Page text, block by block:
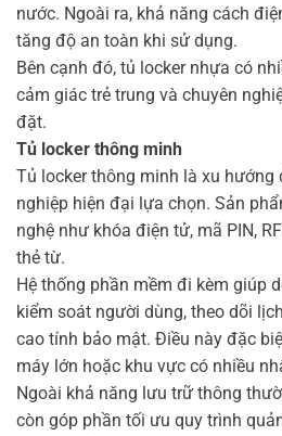
nước. Ngoài ra, khả năng cách
tăng độ an toàn khi sử dụng.
Bên cạnh đó, tủ locker nhựa có
cảm giác trẻ trung và chuyên
đặt.
Tủ locker thông minh
Tủ locker thông minh là xu
nghiệp hiện đại lựa chọn. Sản
nghệ như khóa điện tử, mã PIN,
thẻ từ.
Hệ thống phần mềm đi kèm giúp
kiểm soát người dùng, theo dõi
cao tính bảo mật. Điều này đặc
máy lớn hoặc khu vực có nhiều
Ngoài khả năng lưu trữ thông
còn góp phần tối ưu quy trình